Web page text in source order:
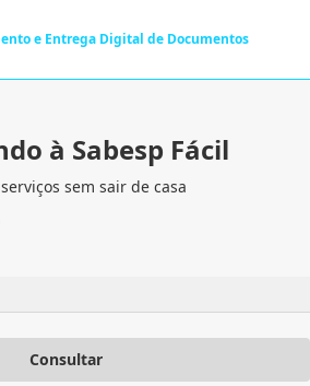
e Entrega Digital de Documentos
à Sabesp Fácil
sem sair de casa
Consultar